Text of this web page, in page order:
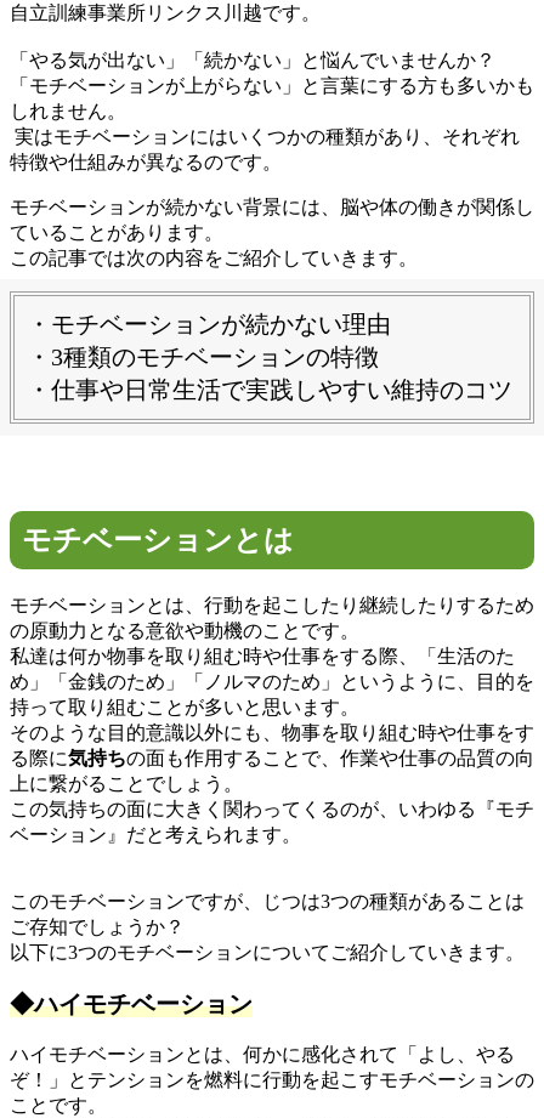
自立訓練事業所リンクス川越です。
「やる気が出ない」「続かない」と悩んでいませんか？
「モチベーションが上がらない」と言葉にする方も多いかも
しれません。
実はモチベーションにはいくつかの種類があり、それぞれ
特徴や仕組みが異なるのです。
モチベーションが続かない背景には、脳や体の働きが関係し
ていることがあります。
この記事では次の内容をご紹介していきます。
・モチベーションが続かない理由
・3種類のモチベーションの特徴
・仕事や日常生活で実践しやすい維持のコツ
モチベーションとは
モチベーションとは、行動を起こしたり継続したりするため
の原動力となる意欲や動機のことです。
私達は何か物事を取り組む時や仕事をする際、「生活のた
め」「金銭のため」「ノルマのため」というように、目的を
持って取り組むことが多いと思います。
そのような目的意識以外にも、物事を取り組む時や仕事をす
る際に気持ちの面も作用することで、作業や仕事の品質の向
上に繋がることでしょう。
この気持ちの面に大きく関わってくるのが、いわゆる『モチ
ベーション』だと考えられます。
このモチベーションですが、じつは3つの種類があることは
ご存知でしょうか？
以下に3つのモチベーションについてご紹介していきます。
◆ハイモチベーション
ハイモチベーションとは、何かに感化されて「よし、やる
ぞ！」とテンションを燃料に行動を起こすモチベーションの
ことです。